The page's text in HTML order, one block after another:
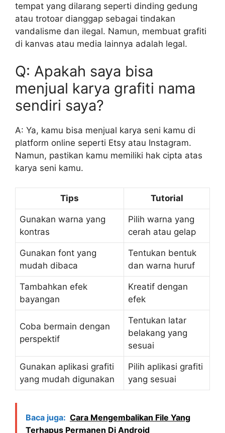
tempat yang dilarang seperti dinding gedung
atau trotoar dianggap sebagai tindakan
vandalisme dan ilegal. Namun, membuat grafiti
di kanvas atau media lainnya adalah legal.
Q: Apakah saya bisa
menjual karya grafiti nama
sendiri saya?
A: Ya, kamu bisa menjual karya seni kamu di
platform online seperti Etsy atau Instagram.
Namun, pastikan kamu memiliki hak cipta atas
karya seni kamu.
Tips Tutorial
Gunakan warna yang
kontras
Pilih warna yang
cerah atau gelap
Gunakan font yang
mudah dibaca
Tentukan bentuk
dan warna huruf
Tambahkan efek
bayangan
Kreatif dengan
efek
Coba bermain dengan
perspektif
Tentukan latar
belakang yang
sesuai
Gunakan aplikasi grafiti
yang mudah digunakan
Pilih aplikasi grafiti
yang sesuai
Baca juga: Cara Mengembalikan File Yang
Terhapus Permanen Di Android